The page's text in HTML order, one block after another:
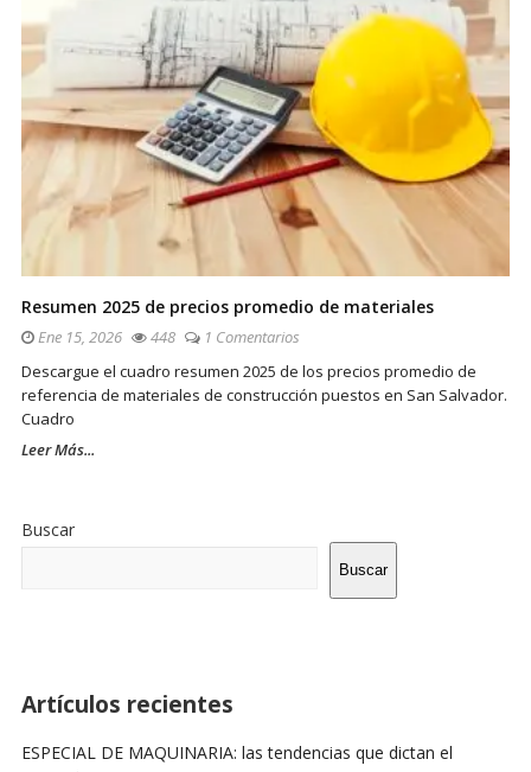
Resumen 2025 de precios promedio de materiales
Ene 15, 2026 448
1 Comentarios
Descargue el cuadro resumen 2025 de los precios promedio de
referencia de materiales de construcción puestos en San Salvador.
Cuadro
Leer Más...
La
Lateral
Buscar
Buscar
Artículos recientes
ESPECIAL DE MAQUINARIA: las tendencias que dictan el